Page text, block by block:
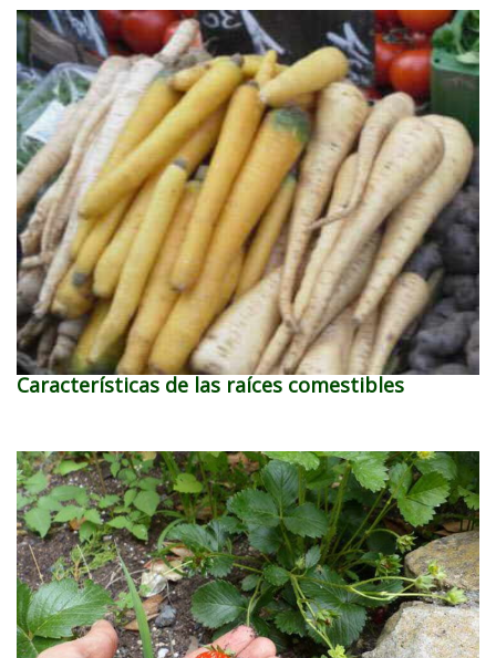
Características de las raíces comestibles